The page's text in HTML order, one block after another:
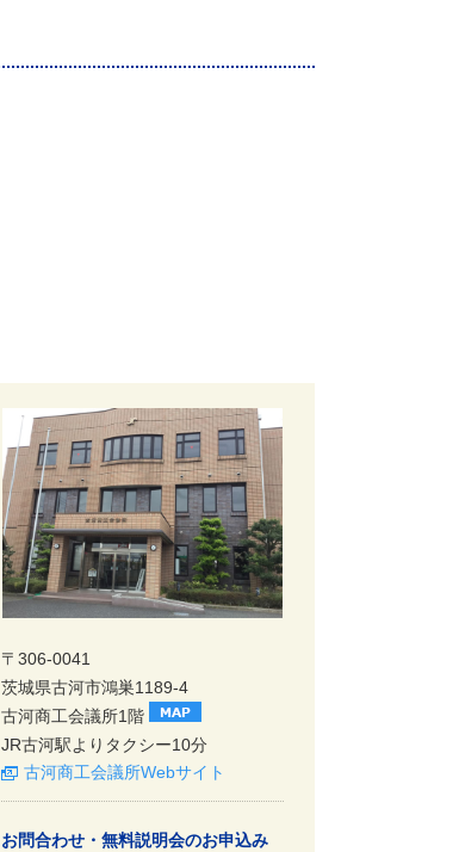
〒306-0041
茨城県古河市鴻巣1189-4
古河商工会議所1階
JR古河駅よりタクシー10分
古河商工会議所Webサイト
お問合わせ・無料説明会のお申込み